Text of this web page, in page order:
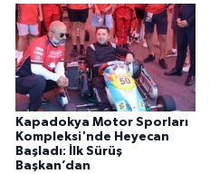
Kapadokya Motor Sporları
Kompleksi'nde Heyecan
Başladı: İlk Sürüş
Başkan’dan